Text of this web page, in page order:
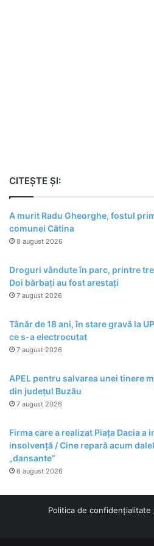
CITEȘTE ȘI:
A murit Radu Gheorghe, fostul
comunei Cătina
8 august 2026
Droguri vândute în parc, printre
Doi bărbați au fost arestați
7 august 2026
Tânăr de 18 ani, în stare gravă la
ce s-a electrocutat
7 august 2026
APEL pentru salvarea unei tinere
din județul Buzău
7 august 2026
Firma care a realizat Piața Dacia a
insolvență / Cine repară acum
„dansante”
6 august 2026
Politica de confidențialitate